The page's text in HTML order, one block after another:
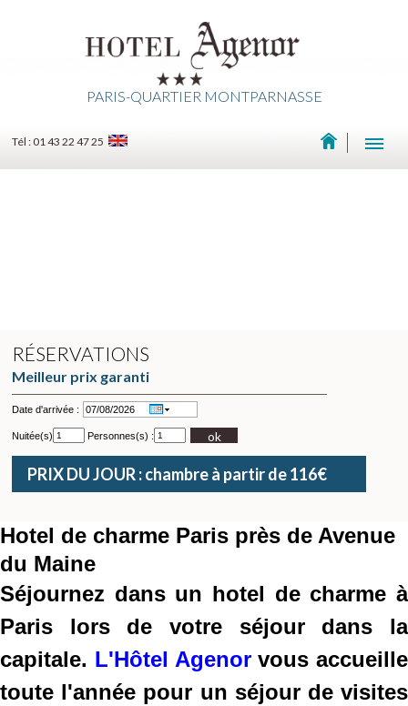
PARIS-QUARTIER MONTPARNASSE
Tél : 01 43 22 47 25
RÉSERVATIONS
Meilleur prix garanti
Date d'arrivée :
Nuitée(s) Personnes(s) : ok
PRIX DU JOUR : chambre à partir de 116€
Hotel de charme Paris près de Avenue
du Maine
Séjournez dans un hotel de charme à
Paris lors de votre séjour dans la
capitale. L'Hôtel Agenorvous accueille
toute l'année pour un séjour de visites